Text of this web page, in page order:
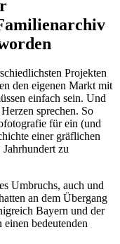
Projekten
den eigenen Markt mit
einfach sein. Und
sprechen. So
für ein (und
einer gräflichen
zu
Umbruchs, auch und
an dem Übergang
Bayern und der
bedeutenden